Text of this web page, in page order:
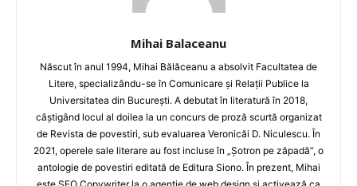
Mihai Balaceanu
Născut în anul 1994, Mihai Bălăceanu a absolvit Facultatea de
Litere, specializându-se în Comunicare și Relații Publice la
Universitatea din București. A debutat în literatură în 2018,
câștigând locul al doilea la un concurs de proză scurtă organizat
de Revista de povestiri, sub evaluarea Veronicăi D. Niculescu. În
2021, operele sale literare au fost incluse în „Șotron pe zăpadă”, o
antologie de povestiri editată de Editura Siono. În prezent, Mihai